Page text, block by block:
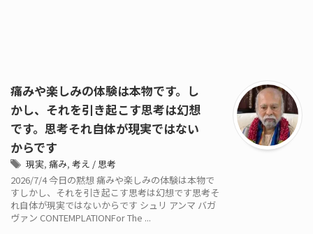
痛みや楽しみの体験は本物です。し
かし、それを引き起こす思考は幻想
です。思考それ自体が現実ではない
からです
現実, 痛み, 考え / 思考
2026/7/4 今日の黙想 痛みや楽しみの体験は本物で
すしかし、それを引き起こす思考は幻想です思考そ
れ自体が現実ではないからです シュリ アンマ バガ
ヴァン CONTEMPLATIONFor The ...